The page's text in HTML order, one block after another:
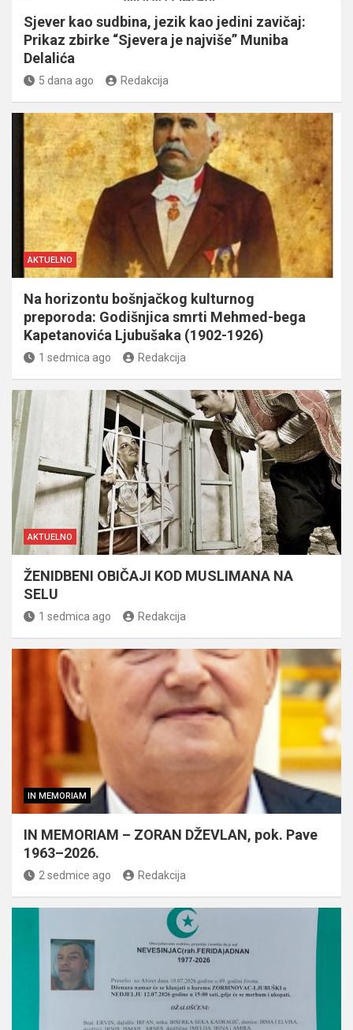
Sjever kao sudbina, jezik kao jedini zavičaj:
Prikaz zbirke “Sjevera je najviše” Muniba
Delalića
5 dana ago Redakcija
AKTUELNO
Na horizontu bošnjačkog kulturnog
preporoda: Godišnjica smrti Mehmed-bega
Kapetanovića Ljubušaka (1902-1926)
1 sedmica ago Redakcija
AKTUELNO
ŽENIDBENI OBIČAJI KOD MUSLIMANA NA
SELU
1 sedmica ago Redakcija
IN MEMORIAM
IN MEMORIAM – ZORAN DŽEVLAN, pok. Pave
1963–2026.
2 sedmice ago Redakcija